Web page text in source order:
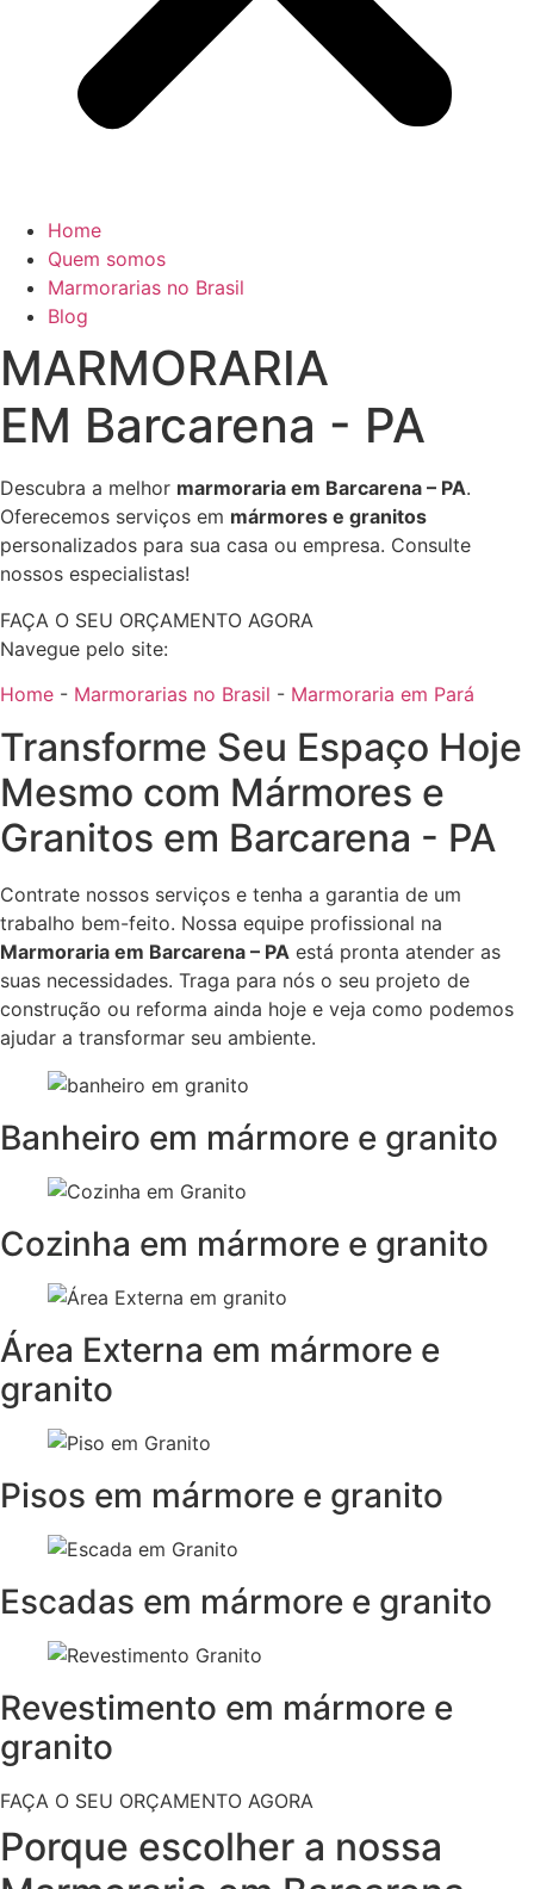
Home
Quem somos
Marmorarias no Brasil
Blog
MARMORARIA
EM Barcarena - PA
Descubra a melhor marmoraria em Barcarena – PA.
Oferecemos serviços em mármores e granitos
personalizados para sua casa ou empresa. Consulte
nossos especialistas!
FAÇA O SEU ORÇAMENTO AGORA
Navegue pelo site:
Home - Marmorarias no Brasil - Marmoraria em Pará
Transforme Seu Espaço Hoje
Mesmo com Mármores e
Granitos em Barcarena - PA
Contrate nossos serviços e tenha a garantia de um
trabalho bem-feito. Nossa equipe profissional na
Marmoraria em Barcarena – PA está pronta atender as
suas necessidades. Traga para nós o seu projeto de
construção ou reforma ainda hoje e veja como podemos
ajudar a transformar seu ambiente.
Banheiro em mármore e granito
Cozinha em mármore e granito
Área Externa em mármore e
granito
Pisos em mármore e granito
Escadas em mármore e granito
Revestimento em mármore e
granito
FAÇA O SEU ORÇAMENTO AGORA
Porque escolher a nossa